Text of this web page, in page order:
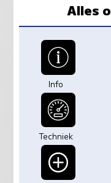
Alles
Info
Techniek